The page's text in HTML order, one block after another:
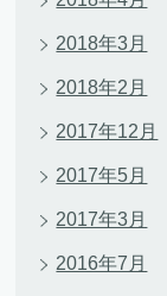
2018年3月
2018年2月
2017年12月
2017年5月
2017年3月
2016年7月